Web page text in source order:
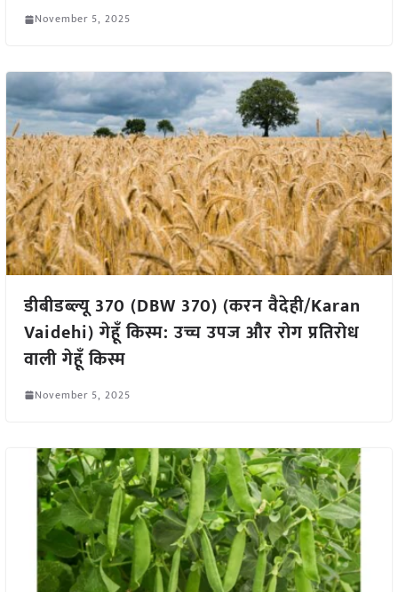
November 5, 2025
डीबीडब्ल्यू 370 (DBW 370) (करन वैदेही/Karan
Vaidehi) गेहूँ किस्म: उच्च उपज और रोग प्रतिरोध
वाली गेहूँ किस्म
November 5, 2025